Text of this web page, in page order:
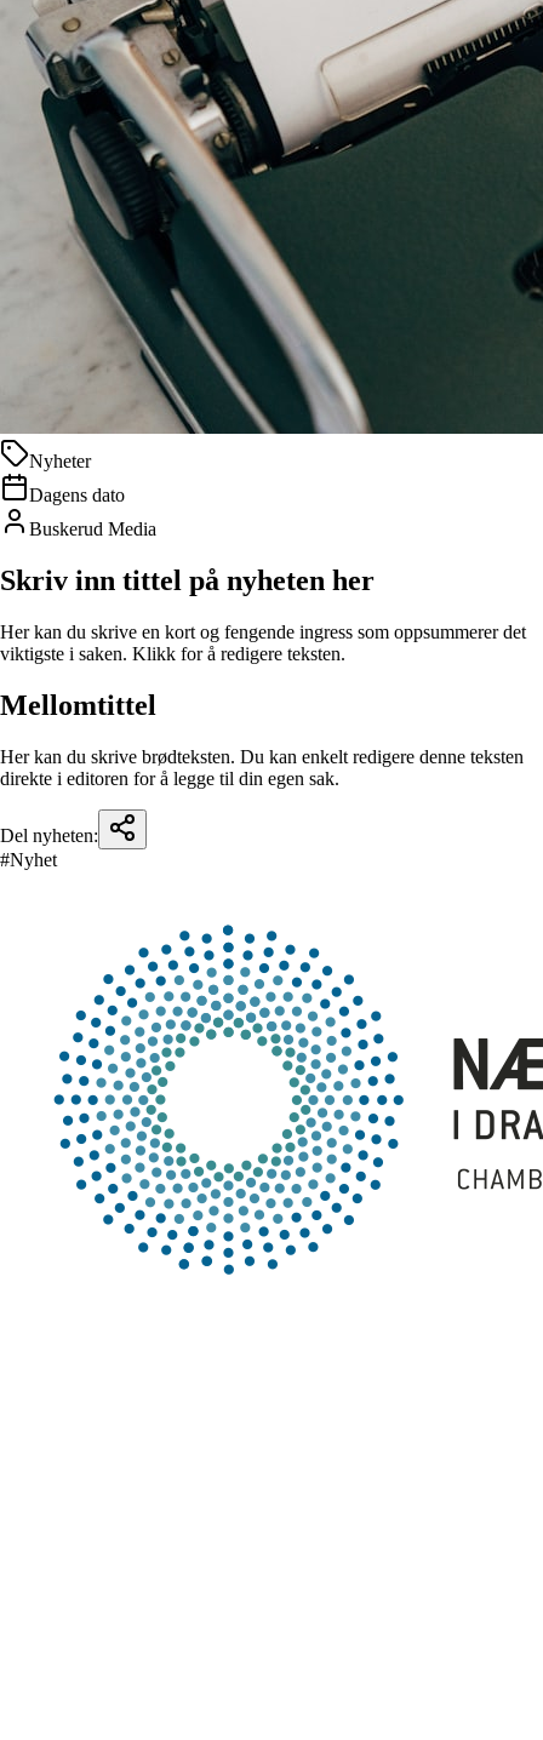
Nyheter
Dagens dato
Buskerud Media
Skriv inn tittel på nyheten her
Her kan du skrive en kort og fengende ingress som oppsummerer det
viktigste i saken. Klikk for å redigere teksten.
Mellomtittel
Her kan du skrive brødteksten. Du kan enkelt redigere denne teksten
direkte i editoren for å legge til din egen sak.
Del nyheten:
#Nyhet